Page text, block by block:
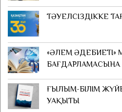
ТӘУЕЛСІЗДІККЕ
«ӘЛЕМ ӘДЕБИЕТІ»
БАҒДАРЛАМАСЫНА
ҒЫЛЫМ-БІЛІМ
УАҚЫТЫ